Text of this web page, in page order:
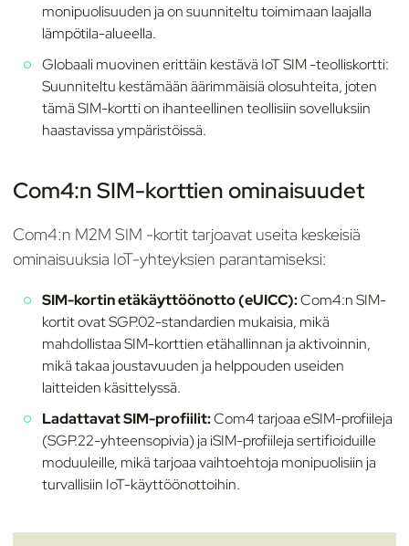
monipuolisuuden ja on suunniteltu toimimaan laajalla
lämpötila-alueella.
Globaali muovinen erittäin kestävä IoT SIM -teolliskortti:
Suunniteltu kestämään äärimmäisiä olosuhteita, joten
tämä SIM-kortti on ihanteellinen teollisiin sovelluksiin
haastavissa ympäristöissä.
Com4:n SIM-korttien ominaisuudet
Com4:n M2M SIM -kortit tarjoavat useita keskeisiä
ominaisuuksia IoT-yhteyksien parantamiseksi:
SIM-kortin etäkäyttöönotto (eUICC):Com4:n SIM-
kortit ovat SGP.02-standardien mukaisia, mikä
mahdollistaa SIM-korttien etähallinnan ja aktivoinnin,
mikä takaa joustavuuden ja helppouden useiden
laitteiden käsittelyssä.
Ladattavat SIM-profiilit:Com4 tarjoaa eSIM-profiileja
(SGP.22-yhteensopivia) ja iSIM-profiileja sertifioiduille
moduuleille, mikä tarjoaa vaihtoehtoja monipuolisiin ja
turvallisiin IoT-käyttöönottoihin.